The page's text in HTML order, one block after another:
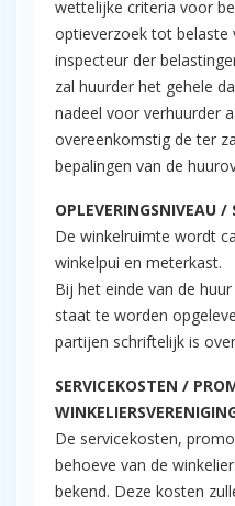
wettelijke criteria voor
optieverzoek tot belaste
inspecteur der
zal huurder het gehele
nadeel voor verhuurder
overeenkomstig de ter
bepalingen van de
OPLEVERINGSNIVEAU
De winkelruimte wordt
winkelpui en meterkast.
Bij het einde van de
staat te worden
partijen schriftelijk is
SERVICEKOSTEN /
De servicekosten,
behoeve van de
bekend. Deze kosten